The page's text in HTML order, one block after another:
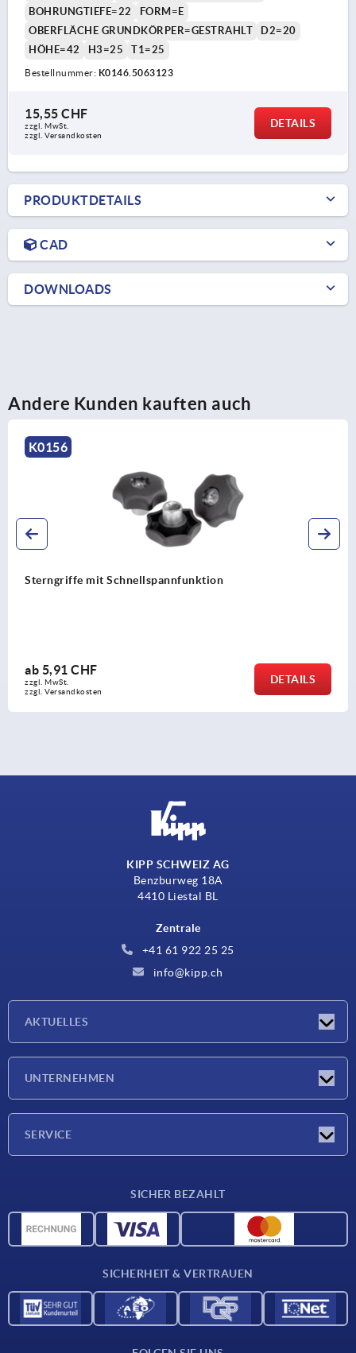
BOHRUNGTIEFE=22
FORM=E
OBERFLÄCHE GRUNDKÖRPER=GESTRAHLT
D2=20
HÖHE=42
H3=25 T1=25
Bestellnummer: K0146.5063123
15,55 CHF
zzgl. MwSt.
zzgl. Versandkosten
DETAILS
PRODUKTDETAILS
CAD
DOWNLOADS
Andere Kunden kauften auch
DETAILS
Fünfsterngriffe Kunststoff (Duroplast)
KIPP SCHWEIZ AG
Benzburweg 18A
4410 Liestal BL
Zentrale
+41 61 922 25 25
info@kipp.ch
AKTUELLES
UNTERNEHMEN
SERVICE
CAD-Daten
SICHER BEZAHLT
SICHERHEIT & VERTRAUEN